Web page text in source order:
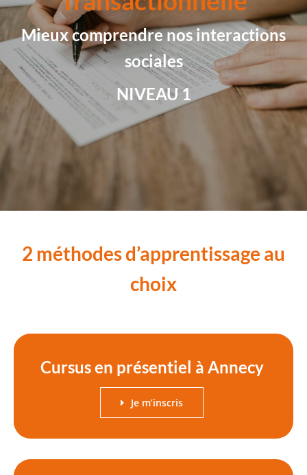
Mieux comprendre nos interactions
sociales
NIVEAU 1
2 méthodes d’apprentissage au
choix
Cursus en présentiel à Annecy
Je m’inscris